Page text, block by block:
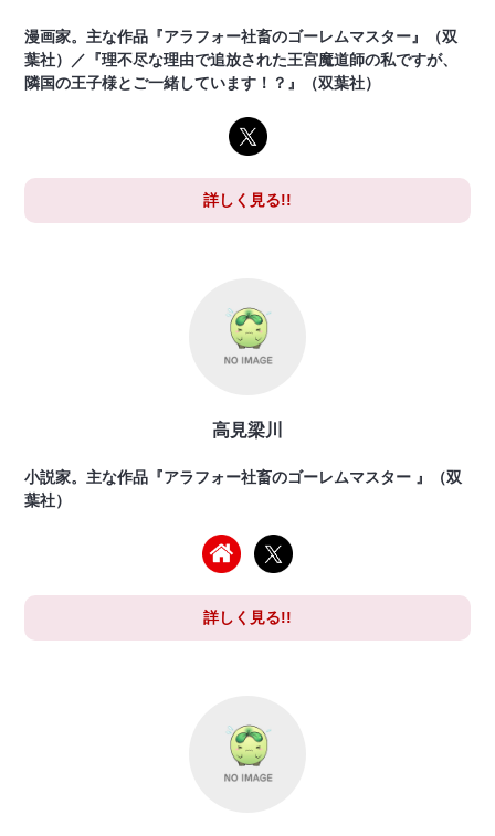
漫画家。主な作品『アラフォー社畜のゴーレムマスター』（双
葉社）／『理不尽な理由で追放された王宮魔道師の私ですが、
隣国の王子様とご一緒しています！？』（双葉社）
詳しく見る!!
高見梁川
小説家。主な作品『アラフォー社畜のゴーレムマスター 』（双
葉社）
詳しく見る!!